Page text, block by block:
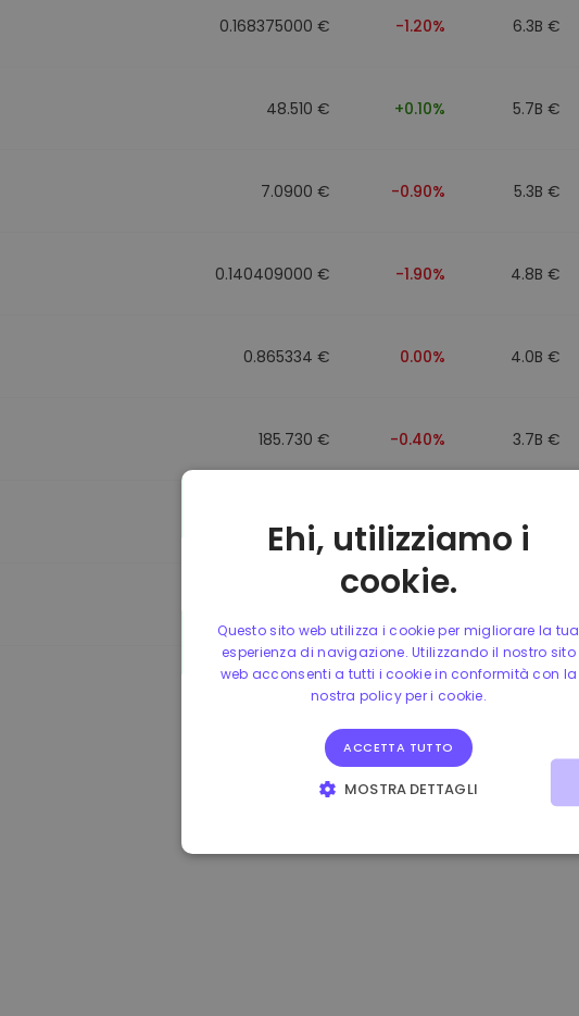
0.168375000 € -1.20% 6.3B €
48.510 € +0.10% 5.7B €
7.0900 € -0.90% 5.3B €
0.140409000 € -1.90% 4.8B €
0.865334 € 0.00% 4.0B €
185.730 € -0.40% 3.7B €
0.865269 € +0.10% 3.5B €
0.00%
Ehi, utilizziamo i
cookie.
Questo sito web utilizza i cookie per migliorare la tua
esperienza di navigazione. Utilizzando il nostro sito
web acconsenti a tutti i cookie in conformità con la
nostra policy per i cookie.
ACCETTA TUTTO
MOSTRA DETTAGLI